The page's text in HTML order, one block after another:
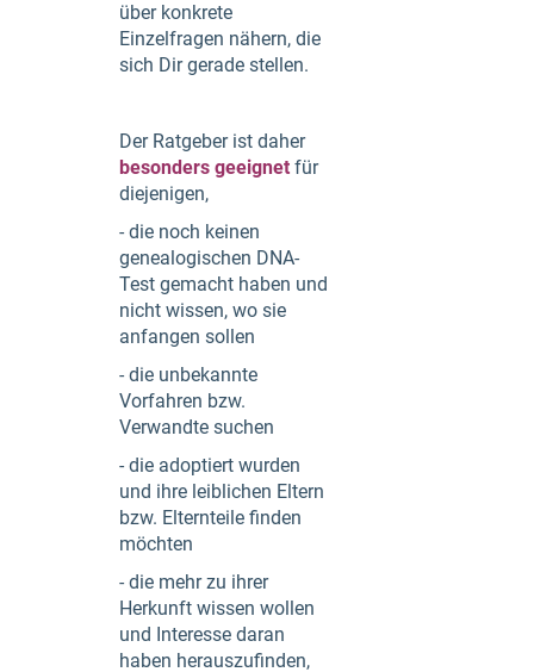
über konkrete
Einzelfragen nähern, die
sich Dir gerade stellen.
Der Ratgeber ist daher
besonders geeignet für
diejenigen,
- die noch keinen
genealogischen DNA-
Test gemacht haben und
nicht wissen, wo sie
anfangen sollen
- die unbekannte
Vorfahren bzw.
Verwandte suchen
- die adoptiert wurden
und ihre leiblichen Eltern
bzw. Elternteile finden
möchten
- die mehr zu ihrer
Herkunft wissen wollen
und Interesse daran
haben herauszufinden,